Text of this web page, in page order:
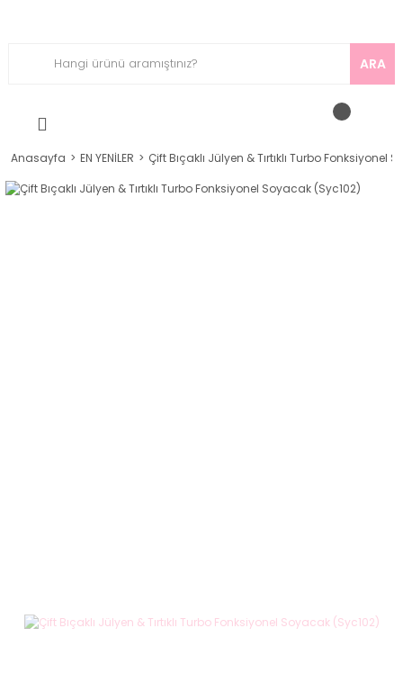
ARA
Anasayfa EN YENİLER Çift Bıçaklı Jülyen & Tırtıklı Turbo Fonksiyonel